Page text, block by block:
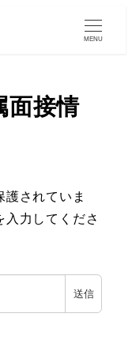
MENU
面接情
されていま
力してくださ